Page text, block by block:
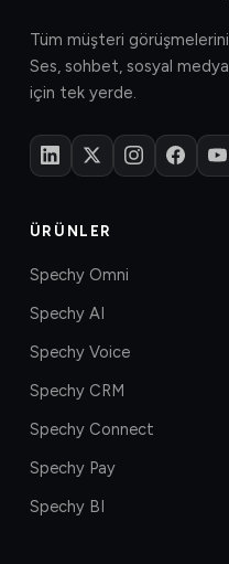
Tüm müşteri
Ses, sohbet, sosyal
için tek yerde.
ÜRÜNLER
Spechy Omni
Spechy AI
Spechy Voice
Spechy CRM
Spechy Connect
Spechy Pay
Spechy BI